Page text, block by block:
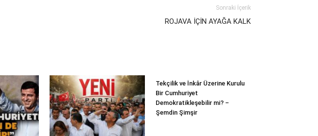
Sonraki İçerik
ROJAVA İÇİN AYAĞA KALK
Tekçilik ve İnkâr Üzerine Kurulu
Bir Cumhuriyet
Demokratikleşebilir mi? –
Şemdin Şimşir